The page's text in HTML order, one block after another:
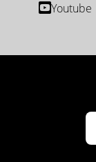
Youtube